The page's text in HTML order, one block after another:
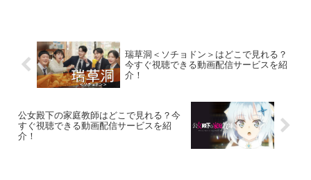
瑞草洞＜ソチョドン＞はどこで見れる？
今すぐ視聴できる動画配信サービスを紹
介！
公女殿下の家庭教師はどこで見れる？今
すぐ視聴できる動画配信サービスを紹
介！